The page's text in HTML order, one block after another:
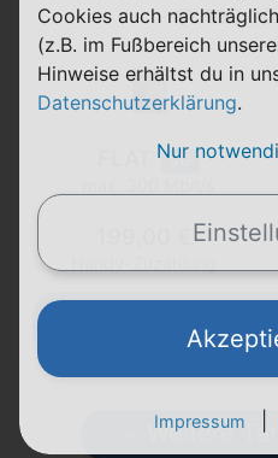
5G
Zum
Weitere
Cookies auch
(z.B. im Fußbereich
Hinweise erhältst du in
Datenschutzerklärung.
Nur
Impressum